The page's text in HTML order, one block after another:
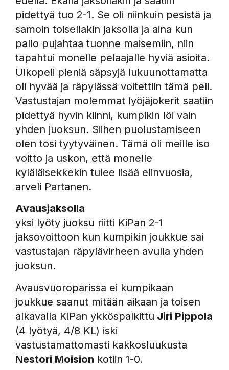
pidettyä tuo 2-1. Se oli niinkuin pesistä ja
samoin toisellakin jaksolla ja aina kun
pallo pujahtaa tuonne maisemiin, niin
tapahtui monelle pelaajalle hyviä asioita.
Ulkopeli pieniä säpsyjä lukuunottamatta
oli hyvää ja räpylässä voitettiin tämä peli.
Vastustajan molemmat lyöjäjokerit saatiin
pidettyä hyvin kiinni, kumpikin löi vain
yhden juoksun. Siihen puolustamiseen
olen tosi tyytyväinen. Tämä oli meille iso
voitto ja uskon, että monelle
kyläläisekkekin tulee lisää elinvuosia,
arveli Partanen.
Avausjaksolla
yksi lyöty juoksu riitti KiPan 2-1
jaksovoittoon kun kumpikin joukkue sai
vastustajan räpylävirheen avulla yhden
juoksun.
Avausvuoroparissa ei kumpikaan
joukkue saanut mitään aikaan ja toisen
alkavalla KiPan ykköspalkittu Jiri Pippola
(4 lyötyä, 4/8 KL) iski
vastustamattomasti kakkosluukusta
Nestori Moision kotiin 1-0.